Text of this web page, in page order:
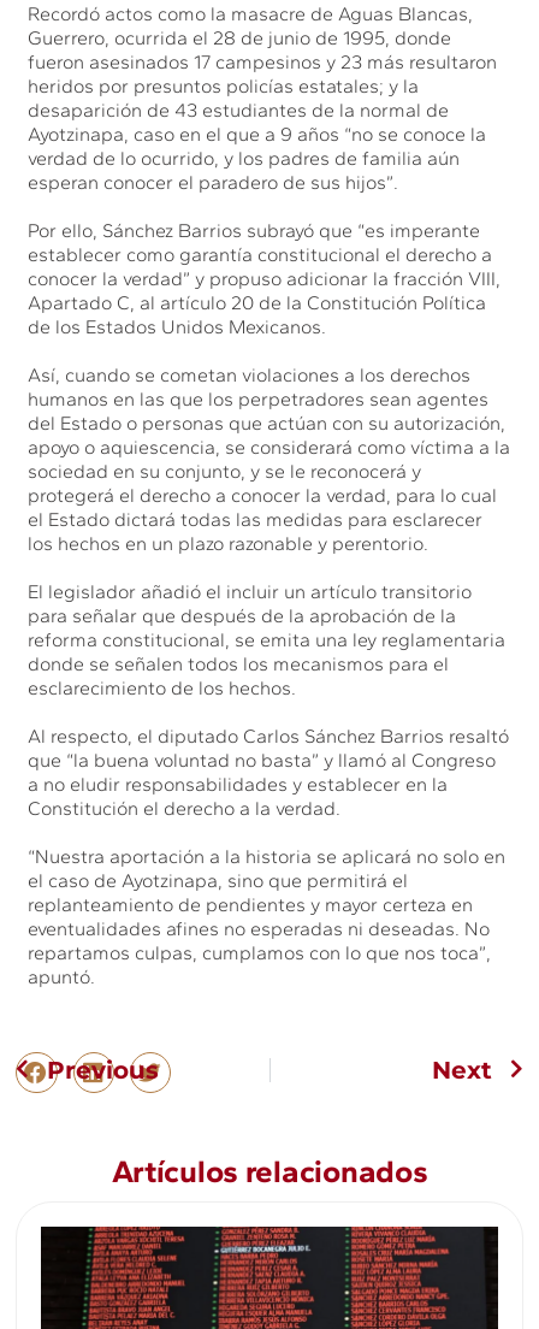
Recordó actos como la masacre de Aguas Blancas,
Guerrero, ocurrida el 28 de junio de 1995, donde
fueron asesinados 17 campesinos y 23 más resultaron
heridos por presuntos policías estatales; y la
desaparición de 43 estudiantes de la normal de
Ayotzinapa, caso en el que a 9 años “no se conoce la
verdad de lo ocurrido, y los padres de familia aún
esperan conocer el paradero de sus hijos”.
Por ello, Sánchez Barrios subrayó que “es imperante
establecer como garantía constitucional el derecho a
conocer la verdad” y propuso adicionar la fracción VIII,
Apartado C, al artículo 20 de la Constitución Política
de los Estados Unidos Mexicanos.
Así, cuando se cometan violaciones a los derechos
humanos en las que los perpetradores sean agentes
del Estado o personas que actúan con su autorización,
apoyo o aquiescencia, se considerará como víctima a la
sociedad en su conjunto, y se le reconocerá y
protegerá el derecho a conocer la verdad, para lo cual
el Estado dictará todas las medidas para esclarecer
los hechos en un plazo razonable y perentorio.
El legislador añadió el incluir un artículo transitorio
para señalar que después de la aprobación de la
reforma constitucional, se emita una ley reglamentaria
donde se señalen todos los mecanismos para el
esclarecimiento de los hechos.
Al respecto, el diputado Carlos Sánchez Barrios resaltó
que “la buena voluntad no basta” y llamó al Congreso
a no eludir responsabilidades y establecer en la
Constitución el derecho a la verdad.
“Nuestra aportación a la historia se aplicará no solo en
el caso de Ayotzinapa, sino que permitirá el
replanteamiento de pendientes y mayor certeza en
eventualidades afines no esperadas ni deseadas. No
repartamos culpas, cumplamos con lo que nos toca”,
apuntó.
Previous Next
Artículos relacionados